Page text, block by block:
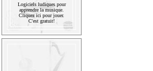
Logiciels ludiques pour
apprendre la musique.
Cliquez ici pour jouer.
C'est gratuit!